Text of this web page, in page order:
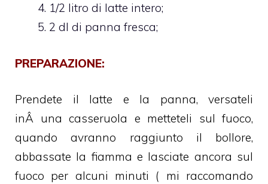
1/2 litro di latte intero;
2 dl di panna fresca;
PREPARAZIONE:
Prendete il latte e la panna, versateli
inÂ una casseruola e metteteli sul fuoco,
quando avranno raggiunto il bollore,
abbassate la fiamma e lasciate ancora sul
fuoco per alcuni minuti ( mi raccomando